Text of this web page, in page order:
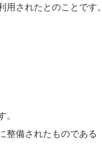
されたとのことです。
。
整備されたものである